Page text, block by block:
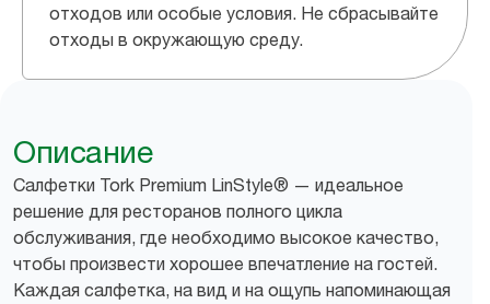
отходов или особые условия. Не сбрасывайте
отходы в окружающую среду.
Описание
Салфетки Tork Premium LinStyle® — идеальное
решение для ресторанов полного цикла
обслуживания, где необходимо высокое качество,
чтобы произвести хорошее впечатление на гостей.
Каждая салфетка, на вид и на ощупь напоминающая